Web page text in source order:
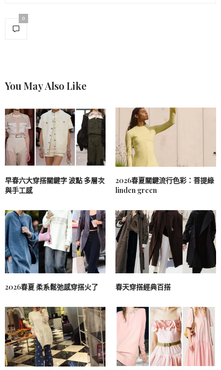
0
You May Also Like
早春六大穿搭關鍵字 波點 多層次
與手工感
2026春夏關鍵流行色彩：菩提綠
linden green
2026春夏 柔系鬆弛感穿搭火了 春天穿搭經典百搭